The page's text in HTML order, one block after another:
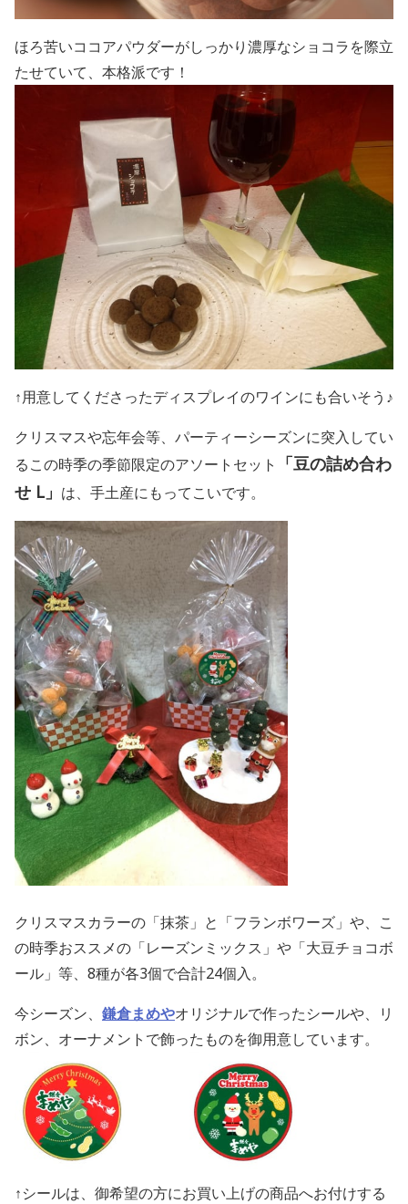
ほろ苦いココアパウダーがしっかり濃厚なショコラを際立
たせていて、本格派です！
↑用意してくださったディスプレイのワインにも合いそう♪
クリスマスや忘年会等、パーティーシーズンに突入してい
るこの時季の季節限定のアソートセット
「豆の詰め合わ
せ L」 は、手土産にもってこいです。
クリスマスカラーの「抹茶」と「フランボワーズ」や、こ
の時季おススメの「レーズンミックス」や「大豆チョコボ
ール」等、8種が各3個で合計24個入。
今シーズン、 鎌倉まめやオリジナルで作ったシールや、リ
ボン、オーナメントで飾ったものを御用意しています。
↑シールは、御希望の方にお買い上げの商品へお付けする